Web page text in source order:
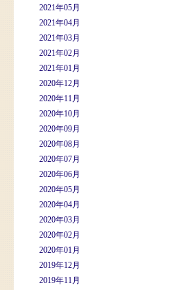
2021年05月
2021年04月
2021年03月
2021年02月
2021年01月
2020年12月
2020年11月
2020年10月
2020年09月
2020年08月
2020年07月
2020年06月
2020年05月
2020年04月
2020年03月
2020年02月
2020年01月
2019年12月
2019年11月